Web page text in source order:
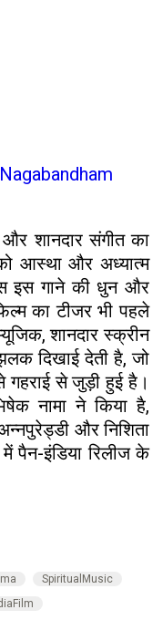
और शानदार संगीत का
आस्था और अध्यात्म
इस गाने की धुन और
का टीजर भी पहले
शानदार स्क्रीन
दिखाई देती है, जो
से जुड़ी हुई है।
नामा ने किया है,
और निशिता
में पैन-इंडिया रिलीज के
SpiritualMusic